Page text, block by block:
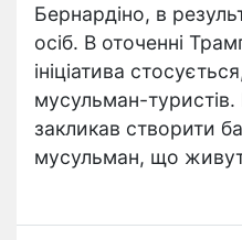
Бернардіно, в
осіб. В оточенні
ініціатива
мусульман-
закликав створити
мусульман, що